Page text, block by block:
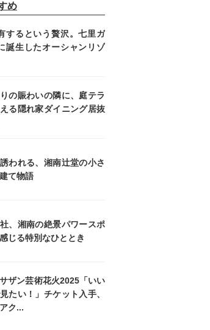
め
するという贅沢。七里ガ
誕生したオーシャンリゾ
の賑わいの隣に、庭テラ
る隠れ家ダイニング居抜
われる、湘南辻堂の小さ
て物語
、湘南の絶景パワースポ
じる特別なひととき
ザン芸術花火2025「いい
たい！」チケット入手、
ク...